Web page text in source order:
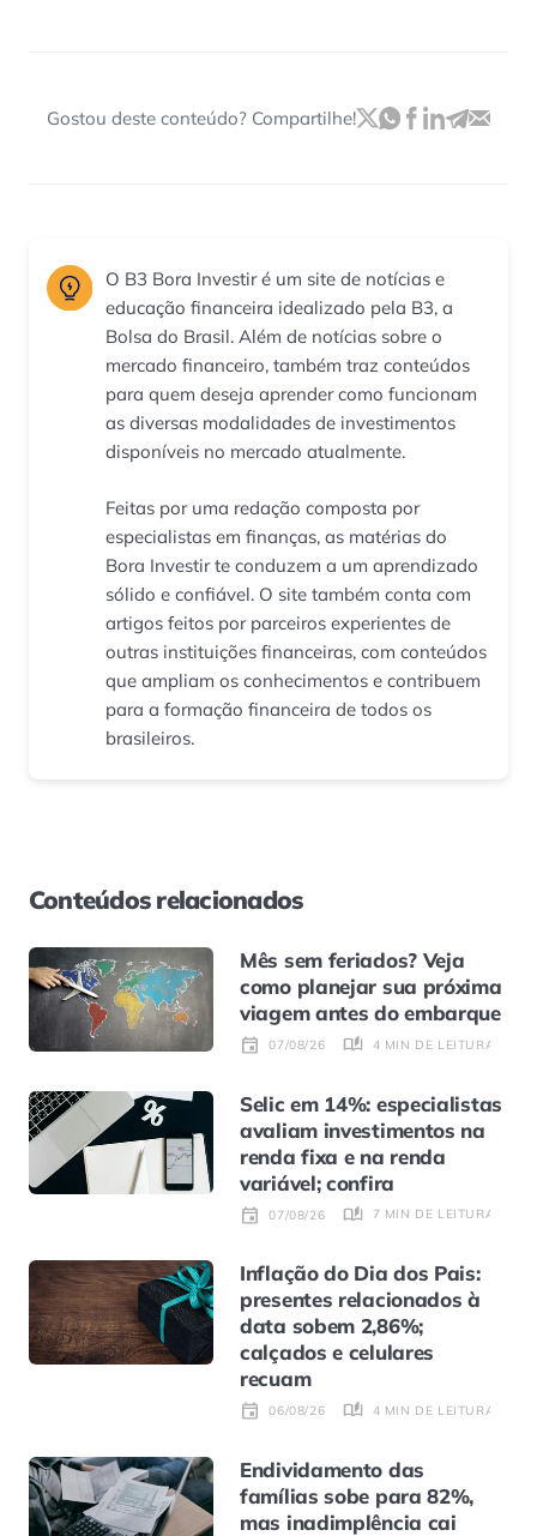
Gostou deste conteúdo? Compartilhe!
O B3 Bora Investir é um site de notícias e
educação financeira idealizado pela B3, a
Bolsa do Brasil. Além de notícias sobre o
mercado financeiro, também traz conteúdos
para quem deseja aprender como funcionam
as diversas modalidades de investimentos
disponíveis no mercado atualmente.
Feitas por uma redação composta por
especialistas em finanças, as matérias do
Bora Investir te conduzem a um aprendizado
sólido e confiável. O site também conta com
artigos feitos por parceiros experientes de
outras instituições financeiras, com conteúdos
que ampliam os conhecimentos e contribuem
para a formação financeira de todos os
brasileiros.
Conteúdos relacionados
Mês sem feriados? Veja
como planejar sua próxima
viagem antes do embarque
07/08/26 4 MIN DE LEITURA
Selic em 14%: especialistas
avaliam investimentos na
renda fixa e na renda
variável; confira
07/08/26 7 MIN DE LEITURA
Inflação do Dia dos Pais:
presentes relacionados à
data sobem 2,86%;
calçados e celulares
recuam
06/08/26 4 MIN DE LEITURA
Endividamento das
famílias sobe para 82%,
mas inadimplência cai